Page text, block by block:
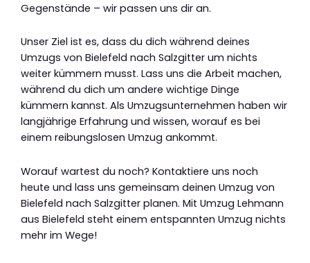
Gegenstände – wir passen uns dir an.
Unser Ziel ist es, dass du dich während deines
Umzugs von Bielefeld nach Salzgitter um nichts
weiter kümmern musst. Lass uns die Arbeit machen,
während du dich um andere wichtige Dinge
kümmern kannst. Als Umzugsunternehmen haben wir
langjährige Erfahrung und wissen, worauf es bei
einem reibungslosen Umzug ankommt.
Worauf wartest du noch? Kontaktiere uns noch
heute und lass uns gemeinsam deinen Umzug von
Bielefeld nach Salzgitter planen. Mit Umzug Lehmann
aus Bielefeld steht einem entspannten Umzug nichts
mehr im Wege!